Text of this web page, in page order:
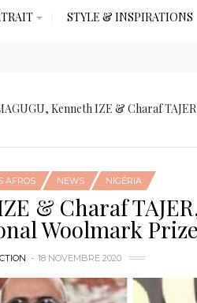
STYLE & INSPIRATIONS
Kenneth IZE & Charaf
AFROS NEWS NIGÉRIA
& Charaf
Woolmark
18 NOVEMBRE 2020